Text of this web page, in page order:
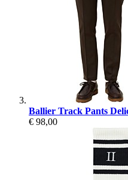
Ballier Track Pants
€ 98,00